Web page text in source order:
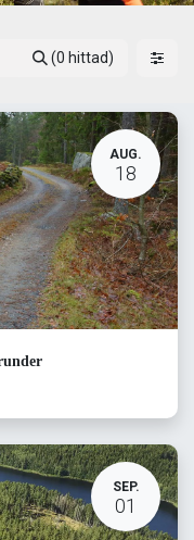
(0 hittad)
AUG.
18
SEP.
01